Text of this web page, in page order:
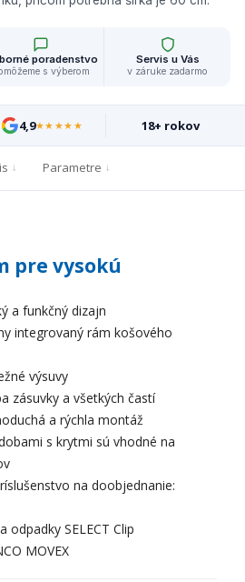
poradenstvo
s výberom
Servis u Vás
v záruke zadarmo
4,9★★★★★ 18+ rokov
Parametre
pre vysokú
a funkčný dizajn
integrovaný rám košového
výsuvy
zásuvky a všetkých častí
a rýchla montáž
s krytmi sú vhodné na
na doobjednanie:
odpadky SELECT Clip
MOVEX